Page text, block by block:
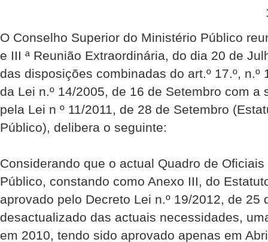
14/CSMP/
O Conselho Superior do Ministério Público
e III ª Reunião Extraordinária, do dia 20 de
das disposições combinadas do art.º 17.º, n.º
da Lei n.º 14/2005, de 16 de Setembro com a
pela Lei n º 11/2011, de 28 de Setembro
Público), delibera o seguinte: 
Considerando que o actual Quadro de
Público, constando como Anexo III, do
aprovado pelo Decreto Lei n.º 19/2012, de 25
desactualizado das actuais necessidades,
em 2010, tendo sido aprovado apenas em